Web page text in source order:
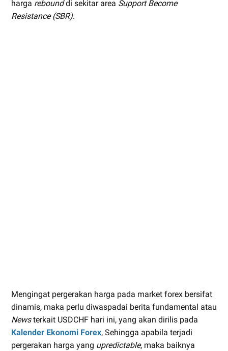
harga rebounddi sekitar area Support Become
Resistance (SBR).
Mengingat pergerakan harga pada market forex bersifat
dinamis, maka perlu diwaspadai berita fundamental atau
Newsterkait USDCHF hari ini, yang akan dirilis pada
Kalender Ekonomi Forex, Sehingga apabila terjadi
pergerakan harga yang upredictable, maka baiknya